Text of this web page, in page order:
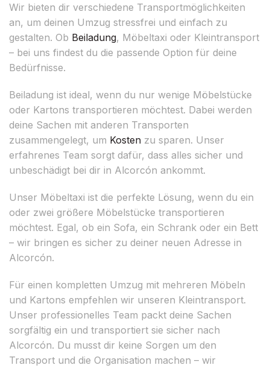
Wir bieten dir verschiedene Transportmöglichkeiten
an, um deinen Umzug stressfrei und einfach zu
gestalten. Ob Beiladung, Möbeltaxi oder Kleintransport
– bei uns findest du die passende Option für deine
Bedürfnisse.
Beiladung ist ideal, wenn du nur wenige Möbelstücke
oder Kartons transportieren möchtest. Dabei werden
deine Sachen mit anderen Transporten
zusammengelegt, um Kosten zu sparen. Unser
erfahrenes Team sorgt dafür, dass alles sicher und
unbeschädigt bei dir in Alcorcón ankommt.
Unser Möbeltaxi ist die perfekte Lösung, wenn du ein
oder zwei größere Möbelstücke transportieren
möchtest. Egal, ob ein Sofa, ein Schrank oder ein Bett
– wir bringen es sicher zu deiner neuen Adresse in
Alcorcón.
Für einen kompletten Umzug mit mehreren Möbeln
und Kartons empfehlen wir unseren Kleintransport.
Unser professionelles Team packt deine Sachen
sorgfältig ein und transportiert sie sicher nach
Alcorcón. Du musst dir keine Sorgen um den
Transport und die Organisation machen – wir